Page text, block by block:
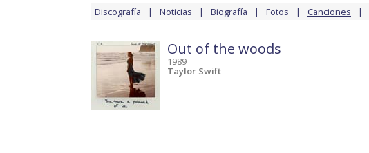
Discografía Noticias Biografía Fotos Canciones
Out of the woods
1989
Taylor Swift